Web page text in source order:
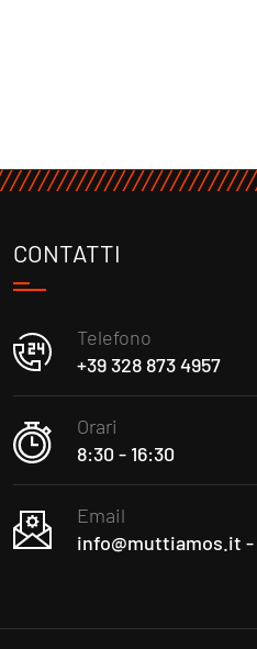
CONTATTI
Telefono
+39 328 873 4957
Orari
8:30 - 16:30
Email
info@muttiamos.it